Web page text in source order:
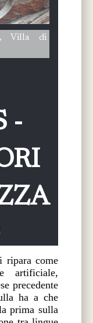
Villa di
-
ripara come
artificiale,
precedente
ha a che
prima sulla